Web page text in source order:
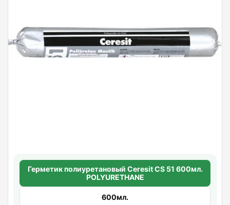
Герметик полиуретановый Ceresit CS 51 600мл.
POLYURETHANE
600мл.